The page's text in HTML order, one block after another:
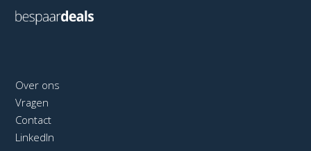
Over ons
Vragen
Contact
LinkedIn